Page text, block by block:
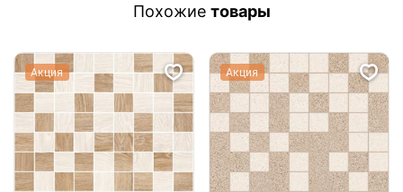
Похожие товары
Акция Акция